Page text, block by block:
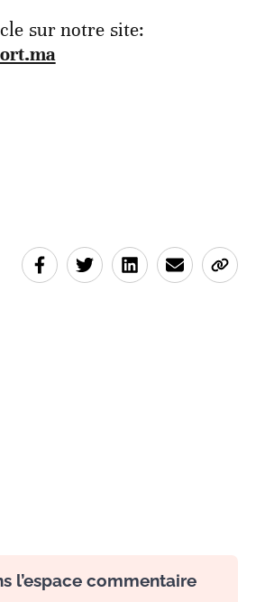
sur notre site:
l’espace commentaire